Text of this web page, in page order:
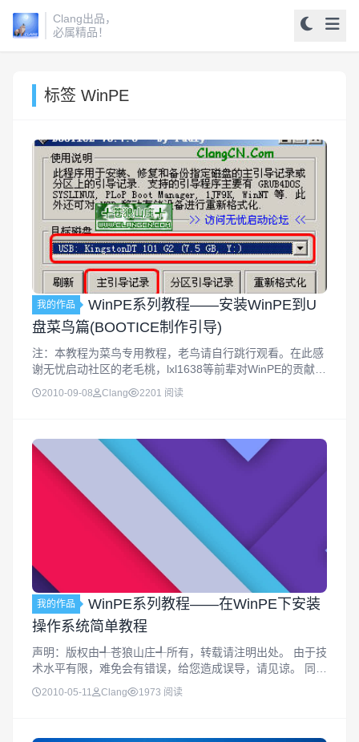
Clang出品，
必属精品！
标签 WinPE
我的作品
WinPE系列教程——安装WinPE到U
盘菜鸟篇(BOOTICE制作引导)
注：本教程为菜鸟专用教程，老鸟请自行跳行观看。在此感
谢无忧启动社区的老毛桃，lxl1638等前辈对WinPE的贡献，
才有我们今天简单易用的PE，本系列教程所有的WinPE都是
在老毛桃兄弟的WinPE基础上简单修改得来的。一、首先准
2010-09-08 Clang 2201 阅读
我的作品
WinPE系列教程——在WinPE下安装
操作系统简单教程
声明：版权由╃苍狼山庄╃所有，转载请注明出处。 由于技
术水平有限，难免会有错误，给您造成误导，请见谅。 同时
欢迎您指出错误。 WinPE下安装WinXP系统(大窗口查看：
winpe-setup-xp.html)WinPE下安装W...
2010-05-11 Clang 1973 阅读